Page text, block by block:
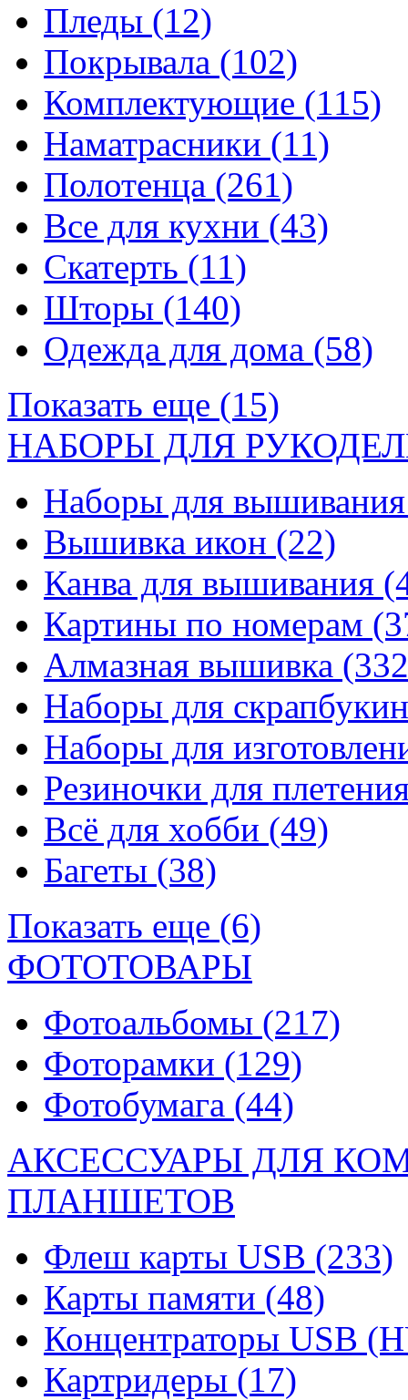
Пледы (12)
Покрывала (102)
Комплектующие (115)
Наматрасники (11)
Полотенца (261)
Все для кухни (43)
Скатерть (11)
Шторы (140)
Одежда для дома (58)
Показать еще (15)
НАБОРЫ ДЛЯ
Наборы для
Вышивка икон (22)
Канва для вышивания
Картины по номерам
Алмазная вышивка
Наборы для
Наборы для
Резиночки для
Всё для хобби (49)
Багеты (38)
Показать еще (6)
ФОТОТОВАРЫ
Фотоальбомы (217)
Фоторамки (129)
Фотобумага (44)
АКСЕССУАРЫ ДЛЯ
ПЛАНШЕТОВ
Флеш карты USB (233)
Карты памяти (48)
Концентраторы USB
Картридеры (17)